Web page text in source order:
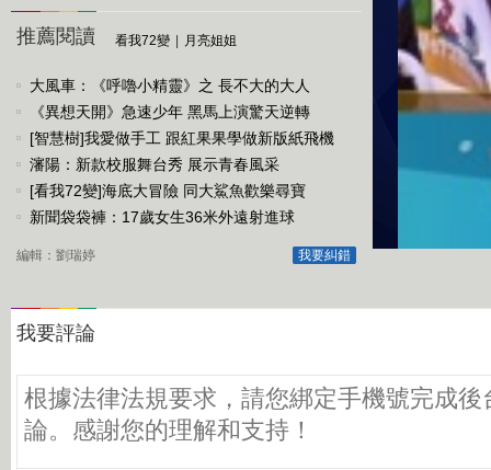
推薦閱讀 看我72變 月亮姐姐
大風車：《呼嚕小精靈》之 長不大的大人
《異想天開》急速少年 黑馬上演驚天逆轉
[智慧樹]我愛做手工 跟紅果果學做新版紙飛機
瀋陽：新款校服舞台秀 展示青春風采
[看我72變]海底大冒險 同大鯊魚歡樂尋寶
新聞袋袋褲：17歲女生36米外遠射進球
我要糾錯
編輯：劉瑞婷
實時熱點
小
看我72變